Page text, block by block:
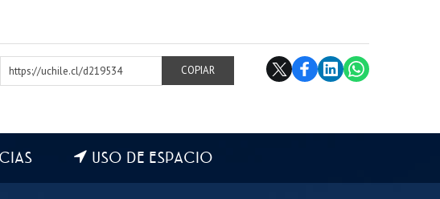
https://uchile.cl/d219534
COPIAR
USO DE ESPACIO